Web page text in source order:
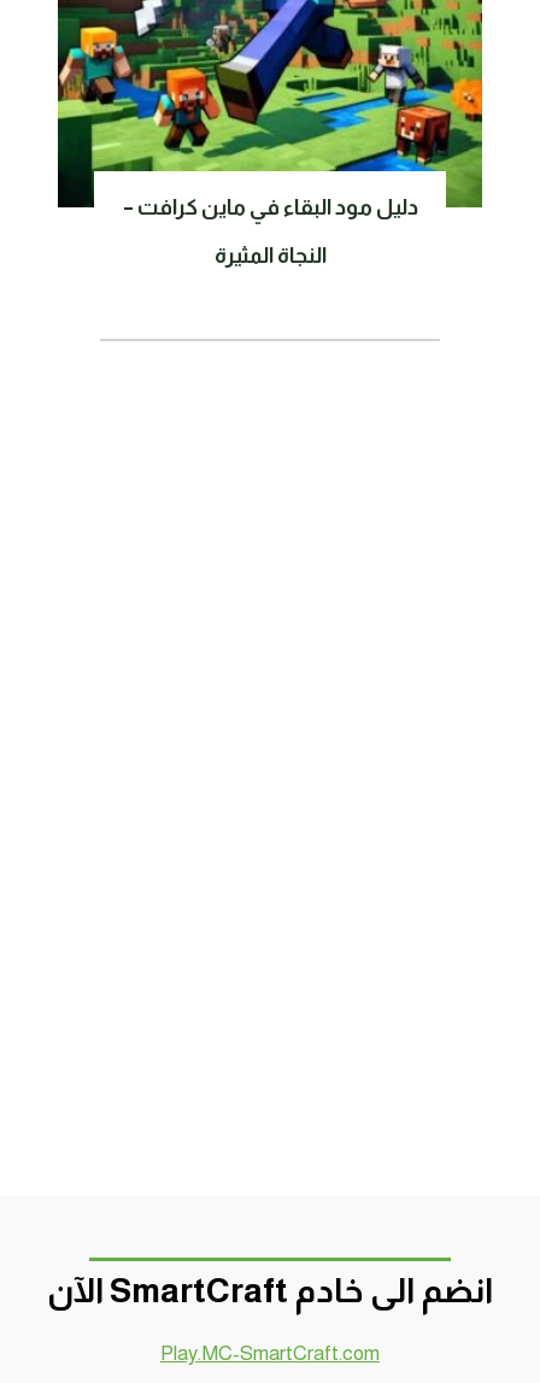
دليل مود البقاء في ماين كرافت –
النجاة المثيرة
انضم الى خادم SmartCraft الآن
Play.MC-SmartCraft.com